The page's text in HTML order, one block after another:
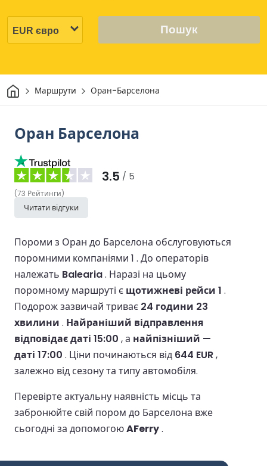
Пошук
Дім Маршрути Оран-Барселона
Оран Барселона
3.5 / 5
(73 Рейтинги)
Читати відгуки
Пороми з Оран до Барселона обслуговуються
поромними компаніями 1 . До операторів
належать Balearia. Наразі на цьому
поромному маршруті є щотижневі рейси 1 .
Подорож зазвичай триває 24 години 23
хвилини . Найраніший відправлення
відповідає даті 15:00 , а найпізніший —
даті 17:00 . Ціни починаються від 644 EUR,
залежно від сезону та типу автомобіля.
Перевірте актуальну наявність місць та
забронюйте свій пором до Барселона вже
сьогодні за допомогоюAFerry.